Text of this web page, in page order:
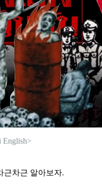
English>
근차근 알아보자.